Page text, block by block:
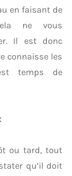
en faisant de
ne vous
Il est donc
connaisse les
temps de
ou tard, tout
qu’il doit